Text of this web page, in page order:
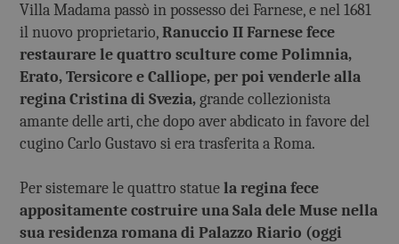
Villa Madama passò in possesso dei Farnese, e nel 1681
il nuovo proprietario,Ranuccio II Farnese fece
restaurare le quattro sculture come Polimnia,
Erato, Tersicore e Calliope, per poi venderle alla
regina Cristina di Svezia,grande collezionista
amante delle arti, che dopo aver abdicato in favore del
cugino Carlo Gustavo si era trasferita a Roma.
Per sistemare le quattro statuela regina fece
appositamente costruire una Sala dele Muse nella
sua residenza romana di Palazzo Riario (oggi